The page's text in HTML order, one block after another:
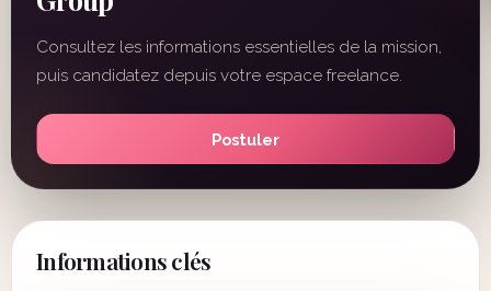
Consultez les informations essentielles de la mission,
puis candidatez depuis votre espace freelance.
Postuler
Informations clés